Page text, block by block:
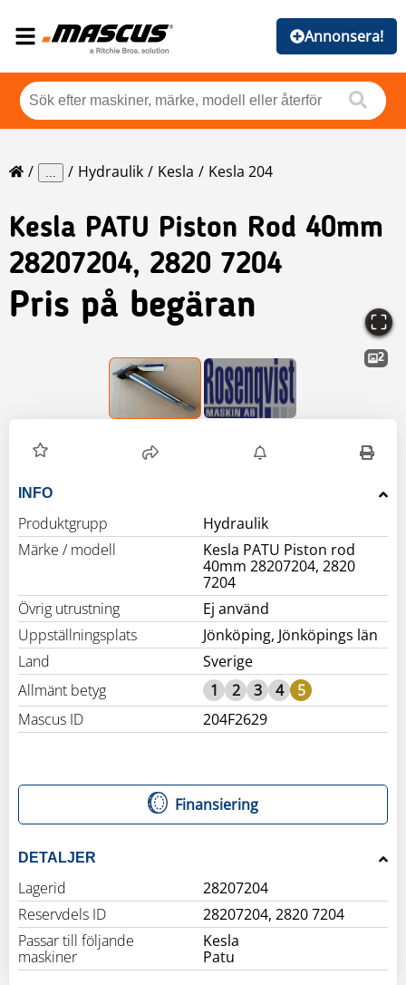
Annonsera!
... Hydraulik Kesla Kesla 204
Kesla PATU Piston Rod 40mm
28207204, 2820 7204
Pris på begäran
2
INFO
Produktgrupp
Hydraulik
Märke / modell
Kesla PATU Piston rod
40mm 28207204, 2820
7204
Övrig utrustning
Ej använd
Uppställningsplats
Jönköping, Jönköpings län
Land
Sverige
Allmänt betyg
1 2 3 4
5
Mascus ID
204F2629
Finansiering
DETALJER
Lagerid
28207204
Reservdels ID
28207204, 2820 7204
Passar till följande
maskiner
Kesla
Patu